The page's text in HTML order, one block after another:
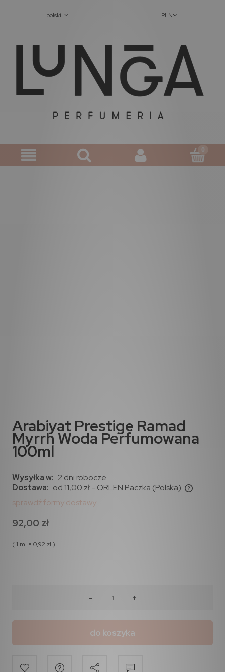
polski PLN
Arabiyat Prestige Ramad
Myrrh Woda Perfumowana
100ml
Wysyłka w: 2 dni robocze
Dostawa: od 11,00 zł- ORLEN Paczka (Polska)
sprawdź formy dostawy
92,00 zł
( 1 ml = 0,92 zł )
- +
do koszyka